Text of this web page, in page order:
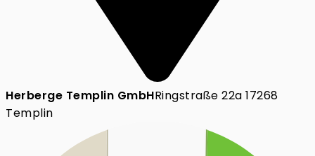
Herberge Templin GmbHRingstraße 22a 17268
Templin